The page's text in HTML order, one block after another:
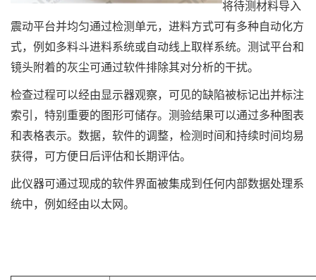
将待测材料导入
震动平台并均匀通过检测单元，进料方式可有多种自动化方
式，例如多料斗进料系统或自动线上取样系统。测试平台和
镜头附着的灰尘可通过软件排除其对分析的干扰。
检查过程可以经由显示器观察，可见的缺陷被标记出并标注
索引，特别重要的图形可储存。测验结果可以通过多种图表
和表格表示。数据，软件的调整，检测时间和持续时间均易
获得，可方便日后评估和长期评估。
此仪器可通过现成的软件界面被集成到任何内部数据处理系
统中，例如经由以太网。